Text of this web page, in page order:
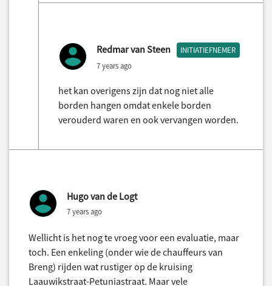
Redmar van Steen INITIATIEFNEMER
7 years ago
het kan overigens zijn dat nog niet alle
borden hangen omdat enkele borden
verouderd waren en ook vervangen worden.
Hugo van de Logt
7 years ago
Wellicht is het nog te vroeg voor een evaluatie, maar
toch. Een enkeling (onder wie de chauffeurs van
Breng) rijden wat rustiger op de kruising
Laauwikstraat-Petuniastraat. Maar vele